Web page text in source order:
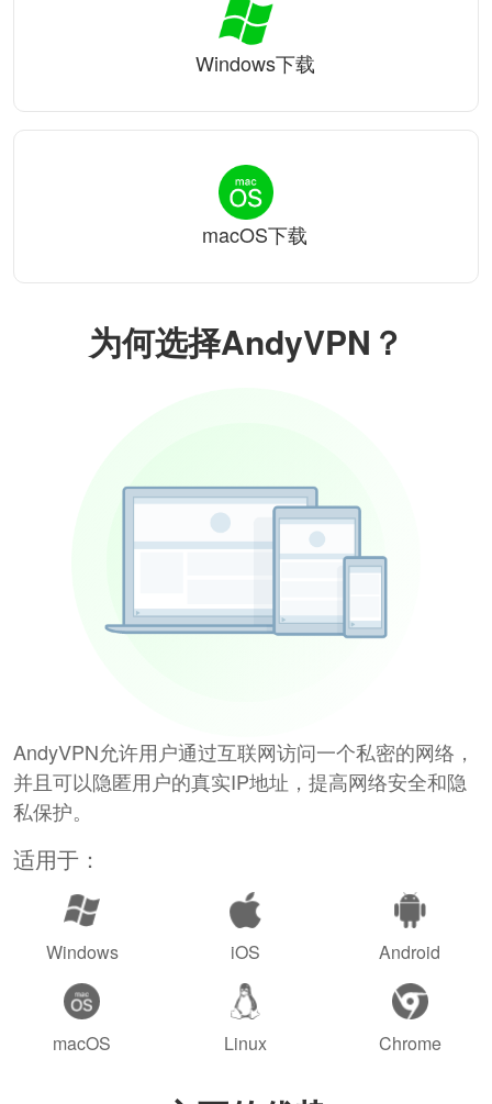
为何选择AndyVPN？
AndyVPN允许用户通过互联网访问一个私密的网络，
并且可以隐匿用户的真实IP地址，提高网络安全和隐
私保护。
适用于：
Windows iOS Android
macOS Linux Chrome
Windows下载
macOS下载